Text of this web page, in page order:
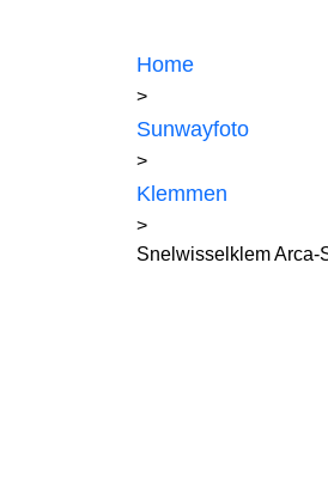
Home
>
Sunwayfoto
>
Klemmen
>
Snelwisselklem Arca-